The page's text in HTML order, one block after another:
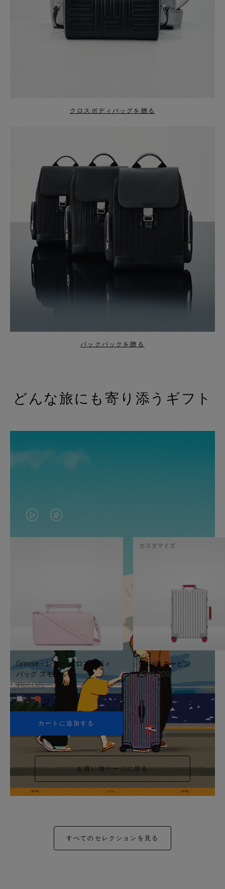
クロスボディバッグを贈る
バックパックを贈る
どんな旅にも寄り添うギフト
VIDEO
IS
TO
IT
VIDEO
IS
UNMUTE
IT
Groove - レザー クロスボディ
バッグ スモール
¥187,000
+5
カートに追加する
Classic キャビン
¥354,200
カスタマイズ
お買い物ページに戻る
すべてのセレクションを見る